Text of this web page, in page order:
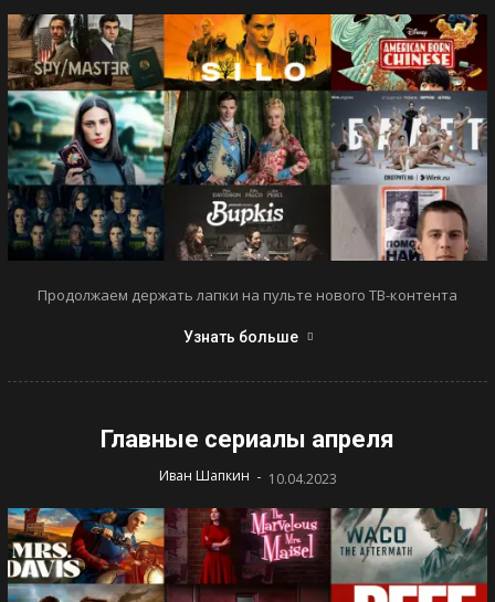
Продолжаем держать лапки на пульте нового ТВ-контента
Узнать больше
Главные сериалы апреля
Иван Шапкин - 10.04.2023